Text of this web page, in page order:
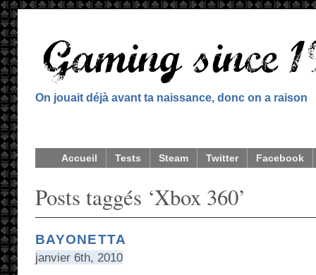
On jouait déjà avant ta naissance, donc on a raison
Accueil Tests Steam Twitter Facebook
Posts taggés ‘Xbox 360’
BAYONETTA
janvier 6th, 2010